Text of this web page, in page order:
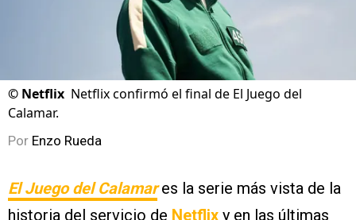
© Netflix Netflix confirmó el final de El Juego del
Calamar.
Por Enzo Rueda
El Juego del Calamares la serie más vista de la
historia del servicio de Netflix y en las últimas